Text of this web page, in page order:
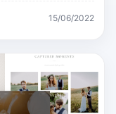
15/06/2022